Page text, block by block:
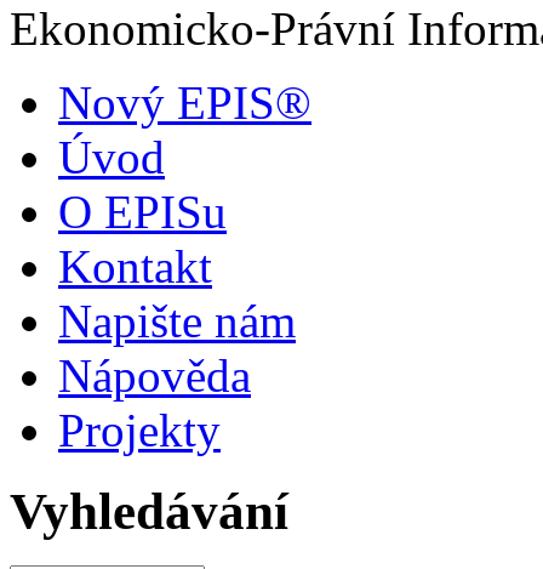
Ekonomicko-Právní
Nový EPIS®
Úvod
O EPISu
Kontakt
Napište nám
Nápověda
Projekty
Vyhledávání